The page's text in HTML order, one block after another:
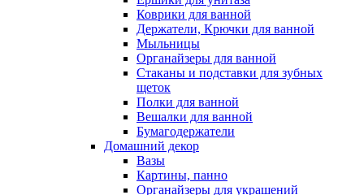
Коврики для ванной
Держатели, Крючки для ванной
Мыльницы
Органайзеры для ванной
Стаканы и подставки для зубных
щеток
Полки для ванной
Вешалки для ванной
Бумагодержатели
Домашний декор
Вазы
Картины, панно
Органайзеры для украшений